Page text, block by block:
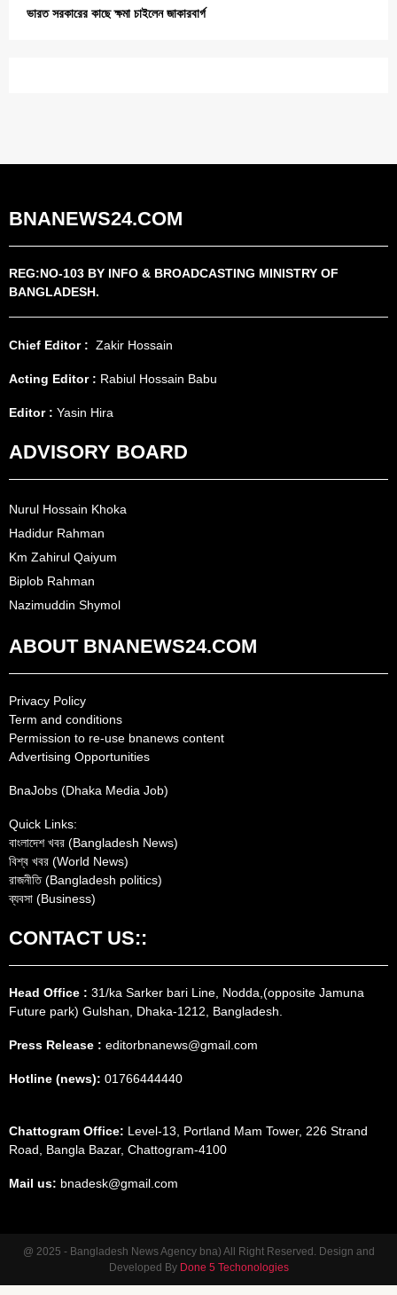
ভারত সরকারের কাছে ক্ষমা চাইলেন জাকারবার্গ
BNANEWS24.COM
REG:NO-103 BY INFO & BROADCASTING MINISTRY OF
BANGLADESH.
Chief Editor : Zakir Hossain
Acting Editor : Rabiul Hossain Babu
Editor : Yasin Hira
ADVISORY BOARD
Nurul Hossain Khoka
Hadidur Rahman
Km Zahirul Qaiyum
Biplob Rahman
Nazimuddin Shymol
ABOUT BNANEWS24.COM
Privacy Policy
Term and conditions
Permission to re-use bnanews content
Advertising Opportunities
BnaJobs (Dhaka Media Job)
Quick Links:
বাংলাদেশ খবর (Bangladesh News)
বিশ্ব খবর (World News)
রাজনীতি (Bangladesh politics)
ব্যবসা (Business)
CONTACT US::
Head Office : 31/ka Sarker bari Line, Nodda,(opposite Jamuna
Future park) Gulshan, Dhaka-1212, Bangladesh.
Press Release : editorbnanews@gmail.com
Hotline (news): 01766444440
Chattogram Office: Level-13, Portland Mam Tower, 226 Strand
Road, Bangla Bazar, Chattogram-4100
Mail us: bnadesk@gmail.com
@ 2025 - Bangladesh News Agency bna) All Right Reserved. Design and
Developed By Done 5 Techonologies